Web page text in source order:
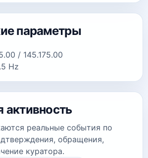
параметры
/ 145.175.00
Hz
активность
реальные события по
обращения,
куратора.